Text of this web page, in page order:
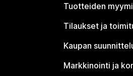
Tuotteiden
Tilaukset ja
Kaupan
Markkinointi ja